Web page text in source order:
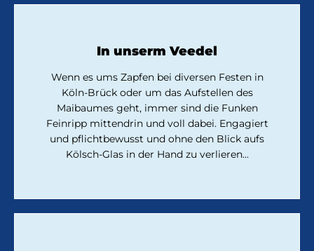
In unserm Veedel
Wenn es ums Zapfen bei diversen Festen in
Köln-Brück oder um das Aufstellen des
Maibaumes geht, immer sind die Funken
Feinripp mittendrin und voll dabei. Engagiert
und pflichtbewusst und ohne den Blick aufs
Kölsch-Glas in der Hand zu verlieren...